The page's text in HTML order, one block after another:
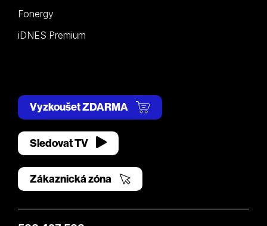
Fonergy
iDNES Premium
Vyzkoušet ZDARMA
Sledovat TV
Zákaznická zóna